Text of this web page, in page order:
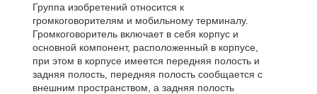
Группа изобретений относится к
громкоговорителям и мобильному терминалу.
Громкоговоритель включает в себя корпус и
основной компонент, расположенный в корпусе,
при этом в корпусе имеется передняя полость и
задняя полость, передняя полость сообщается с
внешним пространством, а задняя полость